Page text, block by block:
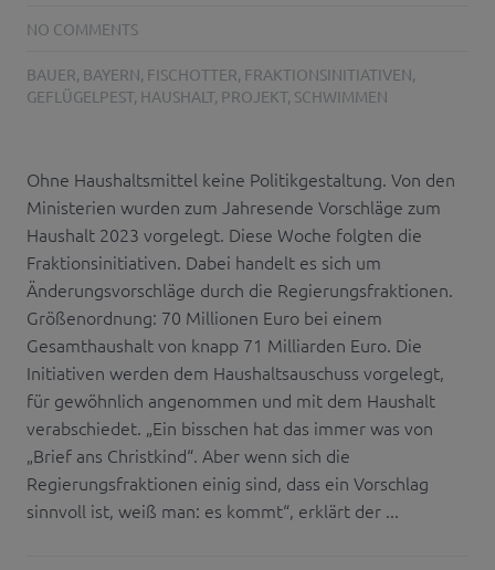
NO COMMENTS
BAUER BAYERN FISCHOTTER FRAKTIONSINITIATIVEN
GEFLÜGELPEST, HAUSHALT, PROJEKT, SCHWIMMEN
Ohne Haushaltsmittel keine Politikgestaltung. Von den
Ministerien wurden zum Jahresende Vorschläge zum
Haushalt 2023 vorgelegt. Diese Woche folgten die
Fraktionsinitiativen. Dabei handelt es sich um
Änderungsvorschläge durch die Regierungsfraktionen.
Größenordnung: 70 Millionen Euro bei einem
Gesamthaushalt von knapp 71 Milliarden Euro. Die
Initiativen werden dem Haushaltsauschuss vorgelegt,
für gewöhnlich angenommen und mit dem Haushalt
verabschiedet. „Ein bisschen hat das immer was von
„Brief ans Christkind“. Aber wenn sich die
Regierungsfraktionen einig sind, dass ein Vorschlag
sinnvoll ist, weiß man: es kommt“, erklärt der ...